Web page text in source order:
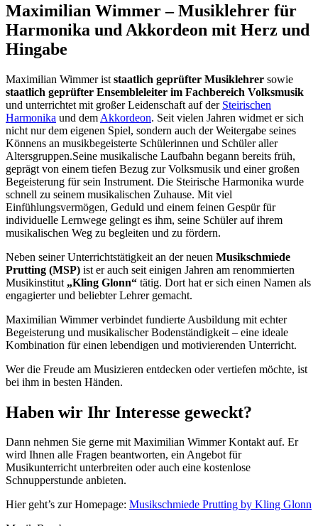
Maximilian Wimmer – Musiklehrer für
Harmonika und Akkordeon mit Herz und
Hingabe
Maximilian Wimmer ist staatlich geprüfter Musiklehrer sowie
staatlich geprüfter Ensembleleiter im Fachbereich Volksmusik
und unterrichtet mit großer Leidenschaft auf der Steirischen
Harmonika und dem Akkordeon. Seit vielen Jahren widmet er sich
nicht nur dem eigenen Spiel, sondern auch der Weitergabe seines
Könnens an musikbegeisterte Schülerinnen und Schüler aller
Altersgruppen.Seine musikalische Laufbahn begann bereits früh,
geprägt von einem tiefen Bezug zur Volksmusik und einer großen
Begeisterung für sein Instrument. Die Steirische Harmonika wurde
schnell zu seinem musikalischen Zuhause. Mit viel
Einfühlungsvermögen, Geduld und einem feinen Gespür für
individuelle Lernwege gelingt es ihm, seine Schüler auf ihrem
musikalischen Weg zu begleiten und zu fördern.
Neben seiner Unterrichtstätigkeit an der neuen Musikschmiede
Prutting (MSP) ist er auch seit einigen Jahren am renommierten
Musikinstitut „Kling Glonn“ tätig. Dort hat er sich einen Namen als
engagierter und beliebter Lehrer gemacht.
Maximilian Wimmer verbindet fundierte Ausbildung mit echter
Begeisterung und musikalischer Bodenständigkeit – eine ideale
Kombination für einen lebendigen und motivierenden Unterricht.
Wer die Freude am Musizieren entdecken oder vertiefen möchte, ist
bei ihm in besten Händen.
Haben wir Ihr Interesse geweckt?
Dann nehmen Sie gerne mit Maximilian Wimmer Kontakt auf. Er
wird Ihnen alle Fragen beantworten, ein Angebot für
Musikunterricht unterbreiten oder auch eine kostenlose
Schnupperstunde anbieten.
Hier geht’s zur Homepage: Musikschmiede Prutting by Kling Glonn